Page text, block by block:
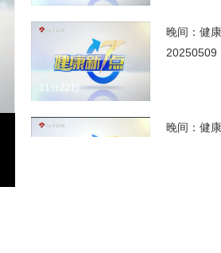
11分22秒
晚间：健
20250509
晚间：健